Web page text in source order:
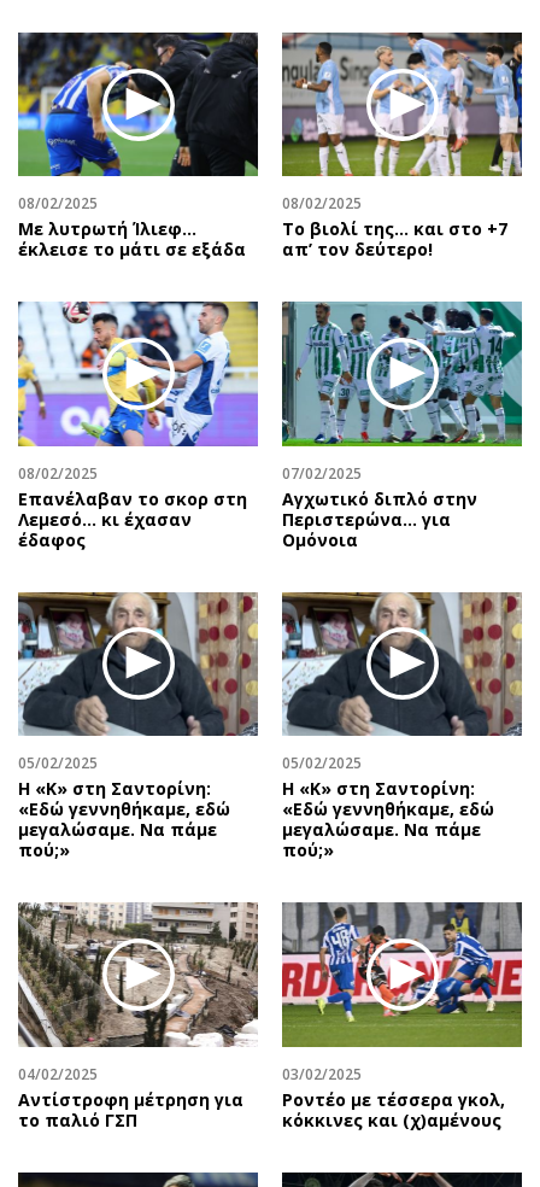
08/02/2025
Με λυτρωτή Ίλιεφ…
έκλεισε το μάτι σε εξάδα
08/02/2025
Το βιολί της… και στο +7
απ’ τον δεύτερο!
08/02/2025
Επανέλαβαν το σκορ στη
Λεμεσό… κι έχασαν
έδαφος
07/02/2025
Αγχωτικό διπλό στην
Περιστερώνα… για
Ομόνοια
05/02/2025
Η «Κ» στη Σαντορίνη:
«Εδώ γεννηθήκαμε, εδώ
μεγαλώσαμε. Να πάμε
πού;»
05/02/2025
Η «Κ» στη Σαντορίνη:
«Εδώ γεννηθήκαμε, εδώ
μεγαλώσαμε. Να πάμε
πού;»
04/02/2025
Αντίστροφη μέτρηση για
το παλιό ΓΣΠ
03/02/2025
Ροντέο με τέσσερα γκολ,
κόκκινες και (χ)αμένους